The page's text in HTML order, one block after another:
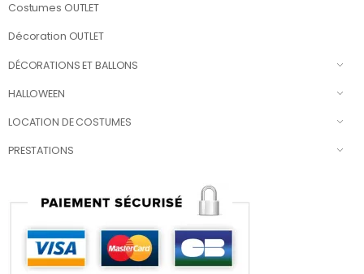
Costumes OUTLET
Décoration OUTLET
DÉCORATIONS ET BALLONS
HALLOWEEN
LOCATION DE COSTUMES
PRESTATIONS